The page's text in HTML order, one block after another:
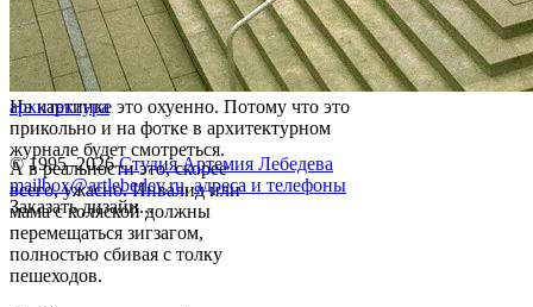
На картинке это охуенно. Потому что это
прикольно и на фотке в архитектурном
журнале будет смотреться.
А в реальности это, скорее
всего, ужасно. Инвалид или
мама с коляской должны
перемещаться зигзагом,
полностью сбивая с толку
пешеходов.
архитектура
© 1995–2026 Студия Артемия Лебедева
mailbox@artlebedev.ru, адреса и телефоны
Заказать дизайн...